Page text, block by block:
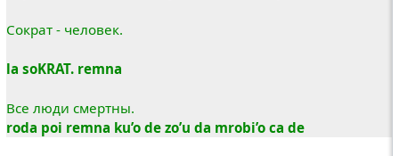
Сократ - человек.
la soKRAT. remna
Все люди смертны.
roda poi remna ku’o de zo’u da mrobi’o ca de